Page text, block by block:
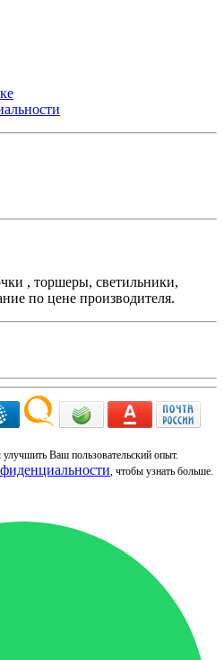
, торшеры, светильники,
по цене производителя.
Ваш пользовательский опыт.
, чтобы узнать больше.